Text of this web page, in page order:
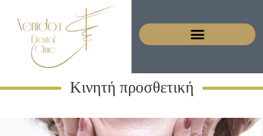
Κινητή προσθετική